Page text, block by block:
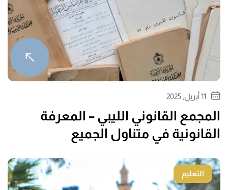
11 أبريل, 2025
المجمع القانوني الليبي – المعرفة
القانونية في متناول الجميع
التعليم